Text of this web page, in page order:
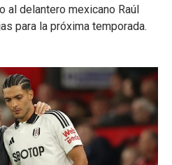
al delantero mexicano Raúl
para la próxima temporada.